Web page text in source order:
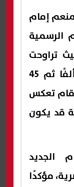
إمام
الرسمية
تراوحت
التقديرات بين 120 ألفًا و41 ألفًا ثم 45
تعكس
قد يكون
الجديد
مؤكدًا